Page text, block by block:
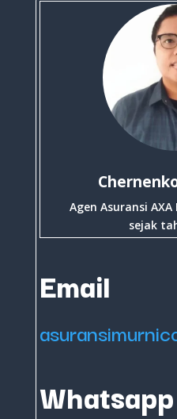
Agen Asuransi
sejak
Email
Whatsapp